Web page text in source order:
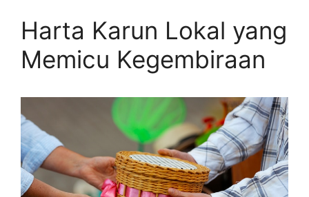
Harta Karun Lokal yang
Memicu Kegembiraan